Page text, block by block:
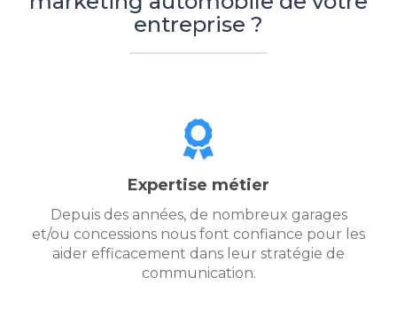
entreprise ?
Expertise métier
Depuis des années, de nombreux garages
et/ou concessions nous font confiance pour les
aider efficacement dans leur stratégie de
communication.